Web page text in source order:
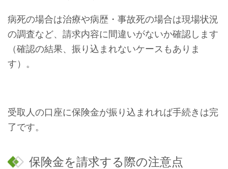
病死の場合は治療や病歴・事故死の場合は現場状況
の調査など、請求内容に間違いがないか確認します
（確認の結果、振り込まれないケースもありま
す）。
受取人の口座に保険金が振り込まれれば手続きは完
了です。
保険金を請求する際の注意点